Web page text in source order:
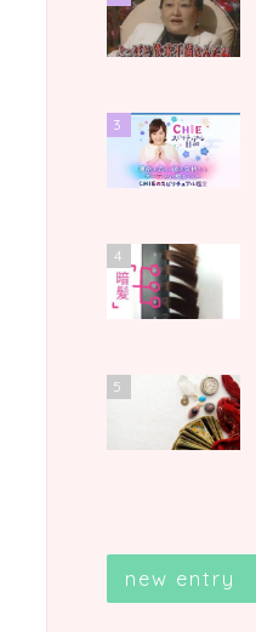
3
4
5
new entry